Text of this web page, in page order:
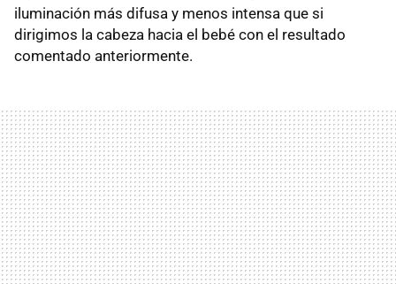
iluminación más difusa y menos intensa que si
dirigimos la cabeza hacia el bebé con el resultado
comentado anteriormente.